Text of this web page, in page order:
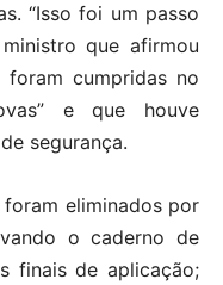
“Isso foi um passo
que afirmou
cumpridas no
e que houve
segurança.
eliminados por
o caderno de
finais de aplicação;